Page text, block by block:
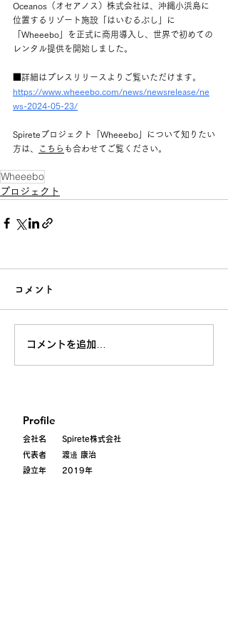
Oceanos（オセアノス）株式会社は、沖縄小浜島に
位置するリゾート施設「はいむるぶし」に
「Wheeebo」を正式に商用導入し、世界で初めての
レンタル提供を開始しました。
■詳細はプレスリリースよりご覧いただけます。
https://www.wheeebo.com/news/newsrelease/ne
ws-2024-05-23/
Spireteプロジェクト「Wheeebo」について知りたい
方は、
こちら も合わせてご覧ください。
Wheeebo
プロジェクト
コメント
コメントを追加…
Profile
会社名 Spirete株式会社
代表者 渡邊 康治
設立年 2019年